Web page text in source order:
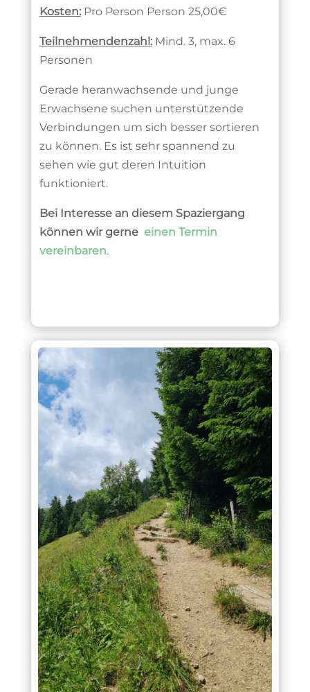
Kosten:Pro Person Person 25,00€
Teilnehmendenzahl:Mind. 3, max. 6
Personen
Gerade heranwachsende und junge
Erwachsene suchen unterstützende
Verbindungen um sich besser sortieren
zu können. Es ist sehr spannend zu
sehen wie gut deren Intuition
funktioniert.
Bei Interesse an diesem Spaziergang
können wir gerne einen Termin
vereinbaren.